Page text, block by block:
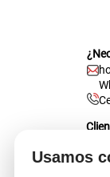
Usamos